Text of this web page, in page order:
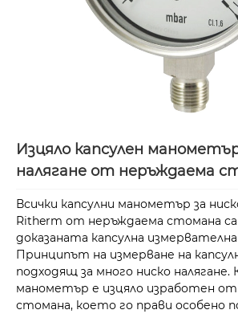
Изцяло капсулен
налягане от неръждаема
Всички капсулни манометър за
Ritherm от неръждаема стомана са
доказаната капсулна
Принципът на измерване на
подходящ за много ниско налягане.
манометър е изцяло изработен
стомана, което го прави особено